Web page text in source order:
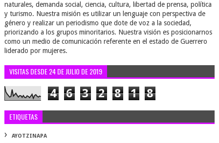
naturales, demanda social, ciencia, cultura, libertad de prensa, política
y turismo. Nuestra misión es utilizar un lenguaje con perspectiva de
género y realizar un periodismo que dote de voz a la sociedad,
priorizando a los grupos minoritarios. Nuestra visión es posicionarnos
como un medio de comunicación referente en el estado de Guerrero
liderado por mujeres.
VISITAS DESDE 24 DE JULIO DE 2019
4 6 3 2 8 1 8
ETIQUETAS
AYOTZINAPA